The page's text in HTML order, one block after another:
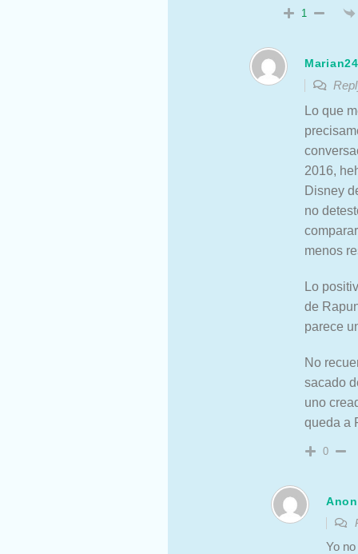
1
Marian24
Lo que
2016,
Disney
no
menos
Lo
de
parece
No
sacado
uno
queda a
0
Yo